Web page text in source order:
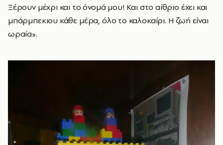
Ξέρουν μέχρι και το όνομά μου! Και στο αίθριο έχει και
μπάρμπεκιου κάθε μέρα, όλο το καλοκαίρι. Η ζωή είναι
ωραία».